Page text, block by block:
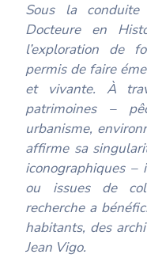
Sous la conduite
Docteure en
l’exploration de
permis de faire
et vivante. À
patrimoines –
urbanisme,
affirme sa
iconographiques –
ou issues de
recherche a
habitants, des
Jean Vigo.